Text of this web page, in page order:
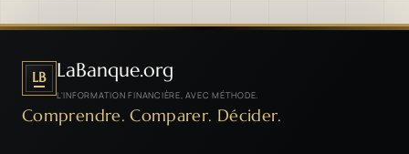
LB LaBanque.org
L'INFORMATION FINANCIÈRE, AVEC MÉTHODE.
Comprendre. Comparer. Décider.